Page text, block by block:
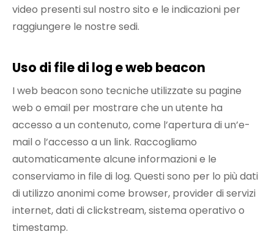
video presenti sul nostro sito e le indicazioni per
raggiungere le nostre sedi.
Uso di file di log e web beacon
I web beacon sono tecniche utilizzate su pagine
web o email per mostrare che un utente ha
accesso a un contenuto, come l’apertura di un’e-
mail o l’accesso a un link. Raccogliamo
automaticamente alcune informazioni e le
conserviamo in file di log. Questi sono per lo più dati
di utilizzo anonimi come browser, provider di servizi
internet, dati di clickstream, sistema operativo o
timestamp.